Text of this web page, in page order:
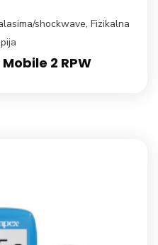
shockwave, Fizikalna
2 RPW